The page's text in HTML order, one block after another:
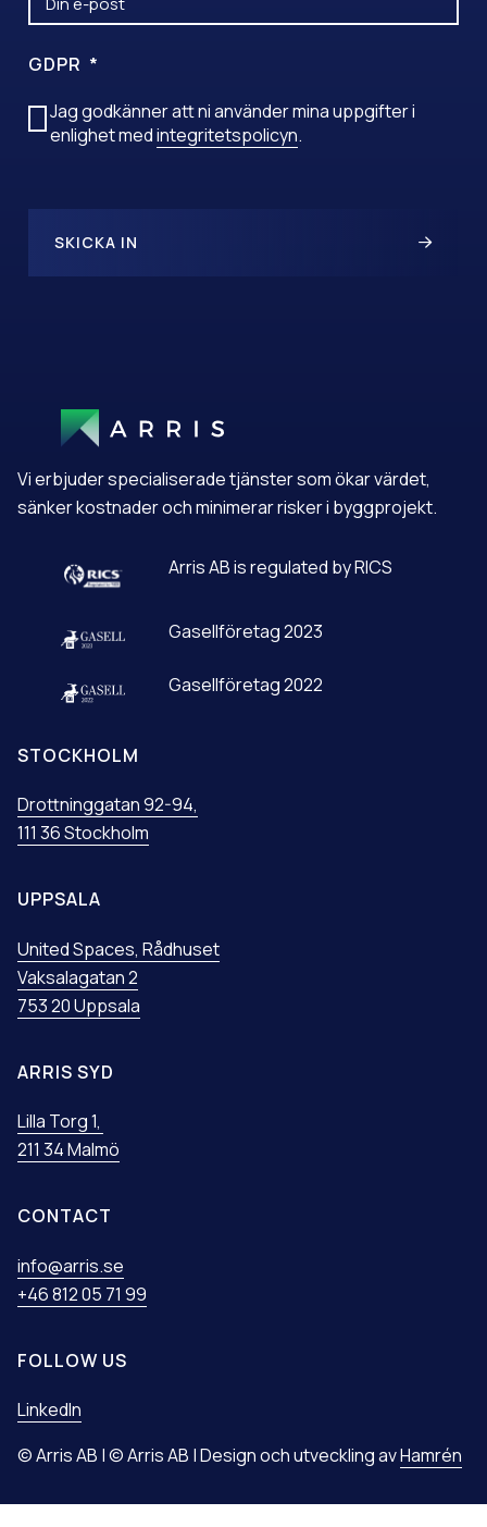
GDPR
Jag godkänner att ni använder mina uppgifter i
enlighet medintegritetspolicyn.
SKICKA IN
I
V
Vi erbjuder specialiserade tjänster som ökar värdet,
sänker kostnader och minimerar risker i byggprojekt.
Arris AB is regulated by RICS
Gasellföretag 2023
Gasellföretag 2022
STOCKHOLM
Drottninggatan 92-94,
111 36 Stockholm
UPPSALA
United Spaces, Rådhuset
Vaksalagatan 2
753 20 Uppsala
ARRIS SYD
Lilla Torg 1,
211 34 Malmö
CONTACT
info@arris.se
+46 812 05 71 99
FOLLOW US
LinkedIn
© Arris AB | © Arris AB | Design och utveckling avHamrén